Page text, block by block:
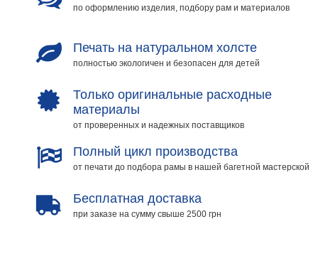
по оформлению изделия, подбору рам и материалов
Печать на натуральном холсте
полностью экологичен и безопасен для детей
Только оригинальные расходные
материалы
от проверенных и надежных поставщиков
Полный цикл производства
от печати до подбора рамы в нашей багетной мастерской
Бесплатная доставка
при заказе на сумму свыше 2500 грн